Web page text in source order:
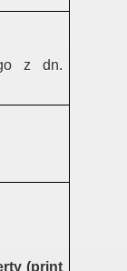
z dn.
(print